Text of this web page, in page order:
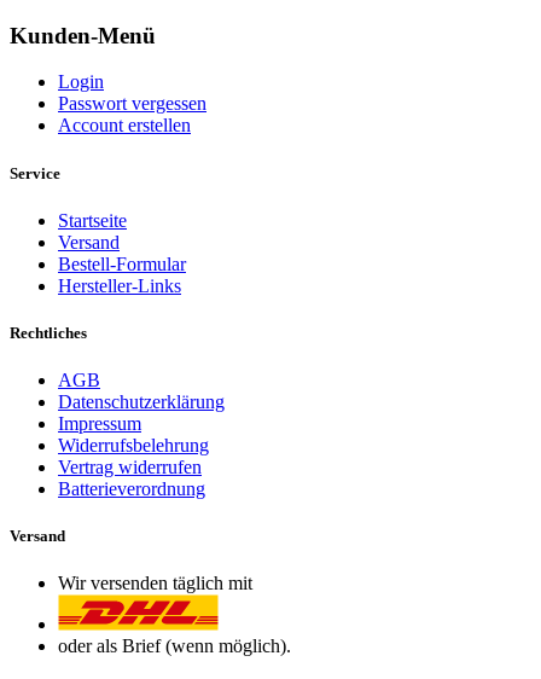
Kunden-Menü
Login
Passwort vergessen
Account erstellen
Service
Startseite
Versand
Bestell-Formular
Hersteller-Links
Rechtliches
AGB
Datenschutzerklärung
Impressum
Widerrufsbelehrung
Vertrag widerrufen
Batterieverordnung
Versand
Wir versenden täglich mit
oder als Brief (wenn möglich).